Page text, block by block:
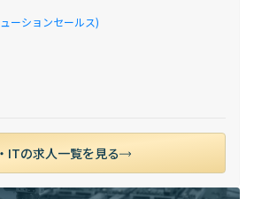
ーションセールス)
ITの求人一覧を見る